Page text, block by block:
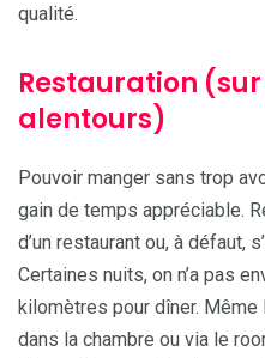
qualité.
Restauration
alentours)
Pouvoir manger sans trop
gain de temps appréciable.
d’un restaurant ou, à défaut,
Certaines nuits, on n’a pas
kilomètres pour dîner.
dans la chambre ou via le